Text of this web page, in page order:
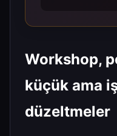
Workshop,
küçük ama
düzeltmeler